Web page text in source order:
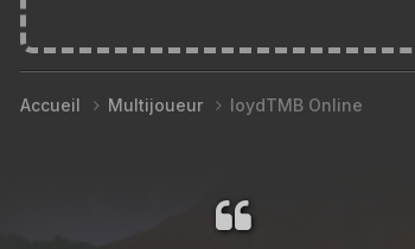
Accueil Multijoueur loydTMB Online